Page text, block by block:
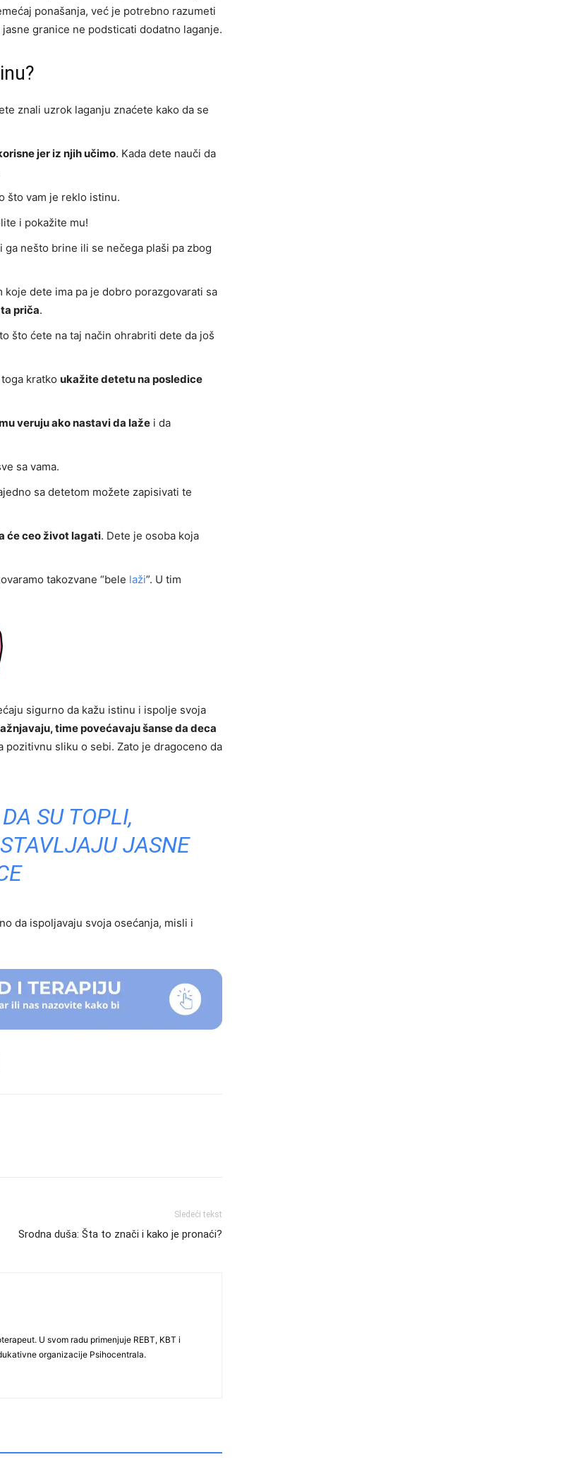
ponašanja, već je potrebno razumeti
granice ne podsticati dodatno laganje.
znali uzrok laganju znaćete kako da se
jer iz njih učimo. Kada dete nauči da
što vam je reklo istinu.
i pokažite mu!
ga nešto brine ili se nečega plaši pa zbog
dete ima pa je dobro porazgovarati sa
priča.
što ćete na taj način ohrabriti dete da još
kratko ukažite detetu na posledice
veruju ako nastavi da laže i da
sa vama.
sa detetom možete zapisivati te
će ceo život lagati. Dete je osoba koja
takozvane “bele laži”. U tim
sigurno da kažu istinu i ispolje svoja
time povećavaju šanse da deca
pozitivnu sliku o sebi. Zato je dragoceno da
SU TOPLI,
JASNE
da ispoljavaju svoja osećanja, misli i
Sledeći tekst
Srodna duša: Šta to znači i kako je pronaći?
U svom radu primenjuje REBT, KBT i
organizacije Psihocentrala.